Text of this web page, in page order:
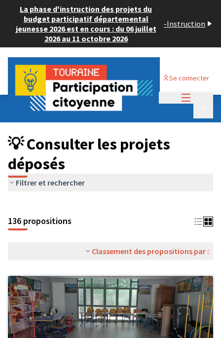
La phase d'instruction des projets du
budget participatif départemental
jeunesse 2026 est en cours : du 06 juillet
2026 au 11 octobre 2026
-Instruction
Se connecter
Budget Participatif JEUNESSE 2024
💡 Consulter les projets déposés
💡 Consulter les projets
déposés
Filtrer et rechercher
136 propositions
Classement des propositions par :